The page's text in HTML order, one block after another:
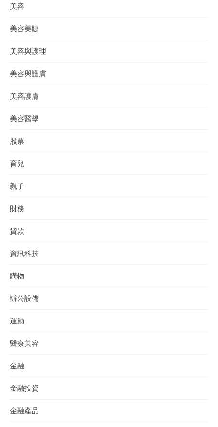
美容
美容美睫
美容與護理
美容與護膚
美容護膚
美容醫學
股票
育兒
親子
財務
貸款
資訊科技
購物
辦公設備
運動
醫療美容
金融
金融投資
金融產品